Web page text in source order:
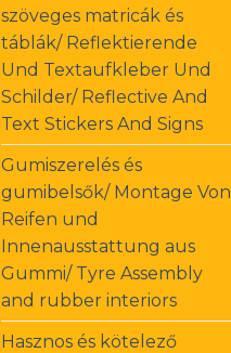
szöveges matricák és
táblák/ Reflektierende
Und Textaufkleber Und
Schilder/ Reflective And
Text Stickers And Signs
Gumiszerelés és
gumibelsők/ Montage Von
Reifen und
Innenausstattung aus
Gummi/ Tyre Assembly
and rubber interiors
Hasznos és kötelező